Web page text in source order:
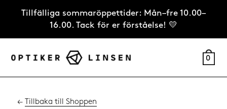
Tillfälliga sommaröppettider: Mån–fre 10.00–
16.00. Tack för er förståelse! 💛
0
← Tillbaka till Shoppen